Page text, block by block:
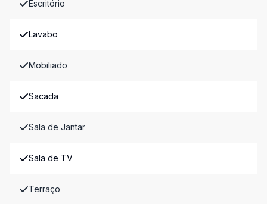
Escritório
Lavabo
Mobiliado
Sacada
Sala de Jantar
Sala de TV
Terraço